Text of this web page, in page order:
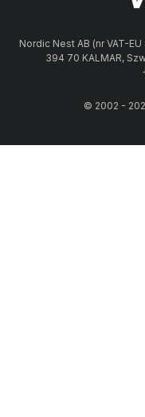
Nordic Nest AB (nr VAT-
394 70 KALMAR,
© 2002 -